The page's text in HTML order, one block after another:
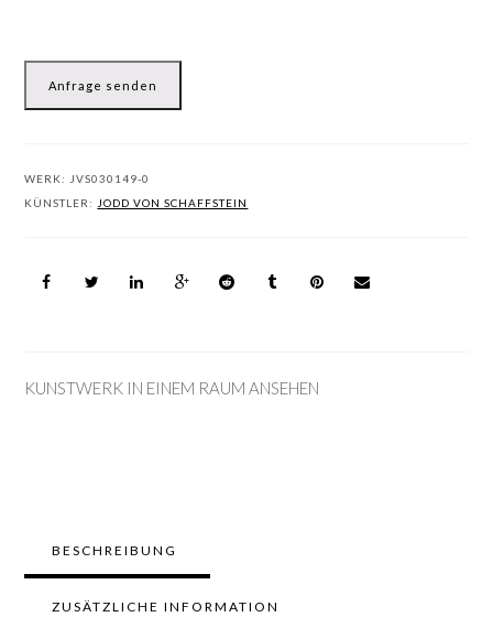
Anfrage senden
WERK: JVS030149-0
KÜNSTLER: JODD VON SCHAFFSTEIN
KUNSTWERK IN EINEM RAUM ANSEHEN
BESCHREIBUNG
ZUSÄTZLICHE INFORMATION